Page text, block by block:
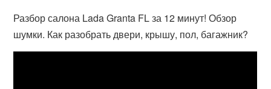
Разбор салона Lada Granta FL за 12 минут! Обзор
шумки. Как разобрать двери, крышу, пол, багажник?